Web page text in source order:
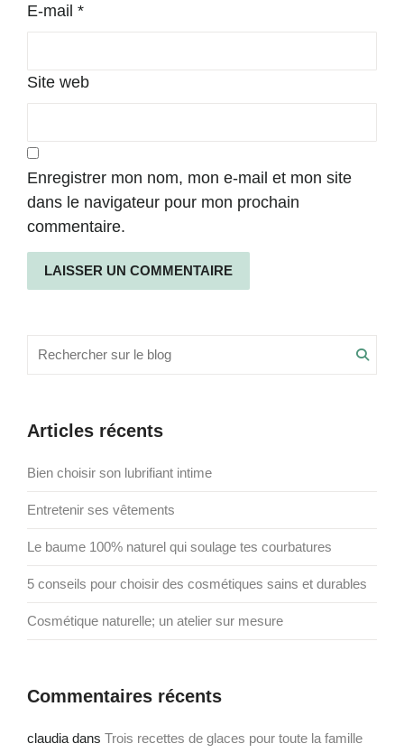
E-mail *
Site web
Enregistrer mon nom, mon e-mail et mon site
dans le navigateur pour mon prochain
commentaire.
pour
Articles récents
Bien choisir son lubrifiant intime
Entretenir ses vêtements
Le baume 100% naturel qui soulage tes courbatures
5 conseils pour choisir des cosmétiques sains et durables
Cosmétique naturelle; un atelier sur mesure
Commentaires récents
claudia dans Trois recettes de glaces pour toute la famille